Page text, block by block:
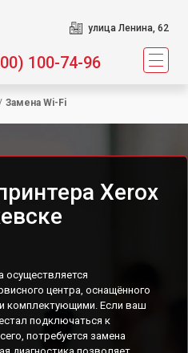
улица Ленина, 62
100-74-96
Замена Wi-Fi
Xerox
осуществляется
центра, оснащённого
комплектующими. Если ваш
подключаться к
потребуется замена